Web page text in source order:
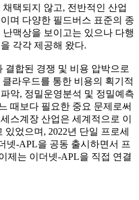
택되지 않고, 전반적인 산업
며 다양한 필드버스 표준의 종
맥상을 보이고는 있으나 다행
각각 제공해 왔다.
결합된 경쟁 및 비용 압박으로
클라우드를 통한 비용의 획기적
악, 정밀운영분석 및 정밀예측
때보다 필요한 중요 문제로써
스계장 산업은 세계적으로 이
었으며, 2022년 단일 프로세
넷-APL을 공동 출시하면서 프
제는 이더넷-APL을 직접 연결